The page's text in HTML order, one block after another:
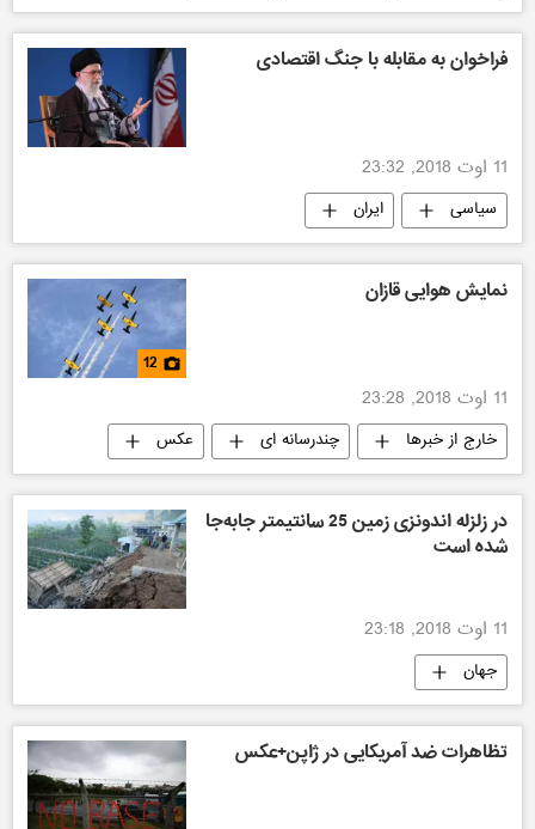
جنگ تجاری آمریکا
فراخوان به مقابله با جنگ اقتصادی
11 اوت 2018, 23:32
سیاسی ایران
نمایش هوایی قازان
12
11 اوت 2018, 23:28
خارج از خبرها چندرسانه ای عکس
در زلزله اندونزی زمین 25 سانتیمتر جابه‌جا
شده است
11 اوت 2018, 23:18
جهان
تظاهرات ضد آمریکایی در ژاپن+عکس